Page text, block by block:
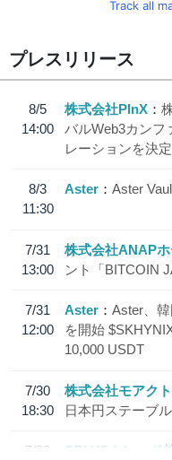
Track all
プレスリリース
8/5
14:00
株式会社PlnX
バルWeb3カンフ
レーションを決定
8/3
11:30
Aster Aster
7/31
13:00
株式会社ANAP
ント「BITCOIN
7/31
12:00
Aster
Aster、
を開始
10,000 USDT
7/30
18:30
株式会社モアクト
日本円ステーブ
7/29
SBI VCトレード